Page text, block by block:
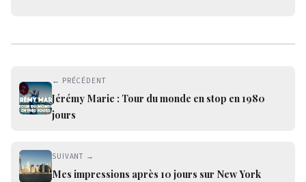
← PRÉCÉDENT
Jérémy Marie : Tour du monde en stop en 1980
jours
SUIVANT →
Mes impressions après 10 jours sur New York